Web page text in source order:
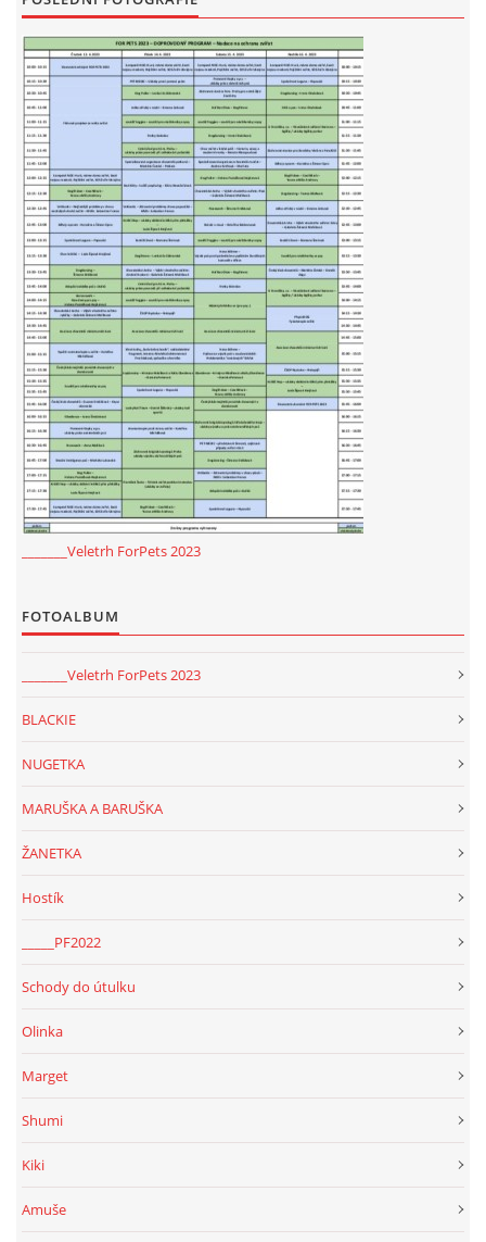
_______Veletrh ForPets 2023
FOTOALBUM
_______Veletrh ForPets 2023
BLACKIE
NUGETKA
MARUŠKA A BARUŠKA
ŽANETKA
Hostík
_____PF2022
Schody do útulku
Olinka
Marget
Shumi
Kiki
Amuše